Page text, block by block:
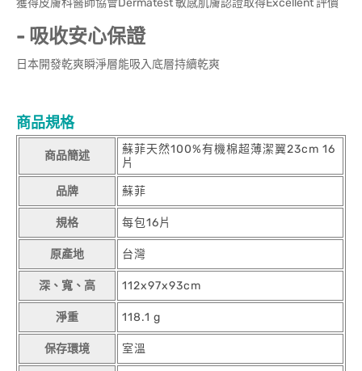
獲得皮膚科醫師協會Dermatest 敏感肌膚認證取得Excellent 評價
- 吸收安心保證
日本開發乾爽瞬淨層能吸入底層持續乾爽
商品規格
商品簡述
蘇菲天然100%有機棉超薄潔翼23cm 16
片
品牌 蘇菲
規格 每包16片
原產地 台灣
深、寬、高 112x97x93cm
淨重 118.1 g
保存環境 室溫